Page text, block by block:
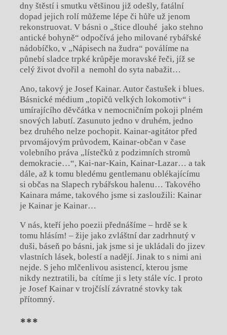
dny štěstí i smutku většinou již odešly, fatální
dopad jejich rolí můžeme lépe či hůře už jenom
rekonstruovat. V básni o „štice dlouhé jako stehno
antické bohyně“ odpočívá jeho milované rybářské
nádobíčko, v „Nápisech na žudra“ poválíme na
půnebí sladce trpké krůpěje moravské řeči, jíž se
celý život dvořil a nemohl do syta nabažit…
Ano, takový je Josef Kainar. Autor častušek i blues.
Básnické médium „topičů velkých lokomotiv“ i
umírajícího děvčátka v nemocničním pokoji plném
snových labutí. Zasunuto jedno v druhém, jedno
bez druhého nelze pochopit. Kainar-agitátor před
prvomájovým průvodem, Kainar-občan v čase
volebního práva „lístečků z podzimních stromů
demokracie…“, Kai-nar-Kain, Kainar-Lazar… a tak
dále, až k tomu bledému gentlemanu oblékajícímu
si občas na Slapech rybářskou halenu… Takového
Kainara máme, takového jsme si zasloužili: Kainar
je Kainar je Kainar…
V nás, kteří jeho poezii přednášíme – hrdě se k
tomu hlásím! – žije jako zvláštní dar zadrhnutý v
duši, báseň po básni, jak jsme si je ukládali do jizev
vlastních lásek, bolestí a nadějí. Jinak to s nimi ani
nejde. S jeho mlčenlivou asistencí, kterou jsme
nikdy neztratili, ba cítíme ji s lety stále víc. I proto
je Josef Kainar v trojčíslí závratné stovky tak
přítomný.
***